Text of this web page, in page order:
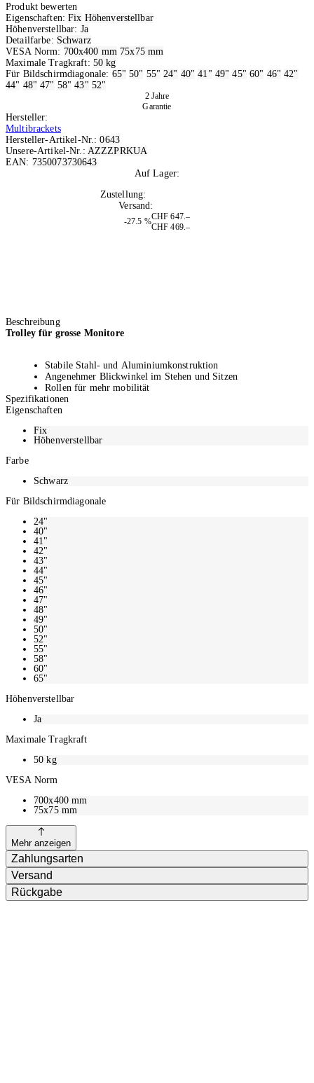
Produkt bewerten
Eigenschaften:Fix Höhenverstellbar
Höhenverstellbar: Ja
Detailfarbe: Schwarz
VESA Norm: 700x400 mm 75x75 mm
Maximale Tragkraft: 50 kg
Für Bildschirmdiagonale: 65" 50" 55" 24" 40" 41" 49" 45" 60" 46" 42"
44" 48" 47" 58" 43" 52"
2 Jahre
Garantie
Hersteller:
Multibrackets
Hersteller-Artikel-Nr.:0643
Unsere-Artikel-Nr.: AZZZPRKUA
EAN: 7350073730643
Auf Lager:
Zustellung:
Versand:
-27.5 %
CHF 647.–
CHF 469.–
Beschreibung
Trolley für grosse Monitore
Stabile Stahl- und Aluminiumkonstruktion
Angenehmer Blickwinkel im Stehen und Sitzen
Rollen für mehr mobilität
Maximale Tragkraft: 50 kg
VESA Norm: 700x400 mm/75x75 mm
Spezifikationen
Eigenschaften
Fix
Höhenverstellbar
Farbe
Schwarz
Für Bildschirmdiagonale
24"
40"
41"
42"
43"
44"
45"
46"
47"
48"
49"
50"
52"
55"
58"
60"
65"
Höhenverstellbar
Ja
Maximale Tragkraft
50kg
VESA Norm
700x400 mm
75x75 mm
Mehr anzeigen
Zahlungsarten
Versand
Rückgabe